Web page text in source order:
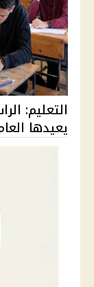
يعيدها